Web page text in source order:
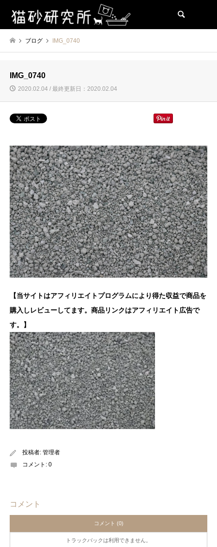
ブログ IMG_0740
IMG_0740
2020.02.04 / 最終更新日：2020.02.04
【当サイトはアフィリエイトプログラムにより得た収益で商品を
購入しレビューしてます。商品リンクはアフィリエイト広告で
す。】
投稿者: 管理者
コメント: 0
コメント
コメント (0)
トラックバックは利用できません。